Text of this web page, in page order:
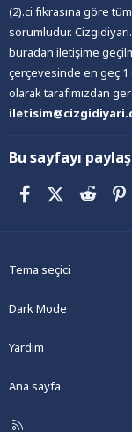
(2).ci fıkrasına göre
sorumludur.
buradan iletişime
çerçevesinde en geç 1
olarak tarafımızdan
Bu sayfayı paylaş
FacebookX (Twitter)
Reddit
Tema seçici
Dark Mode
Yardım
Ana sayfa
R